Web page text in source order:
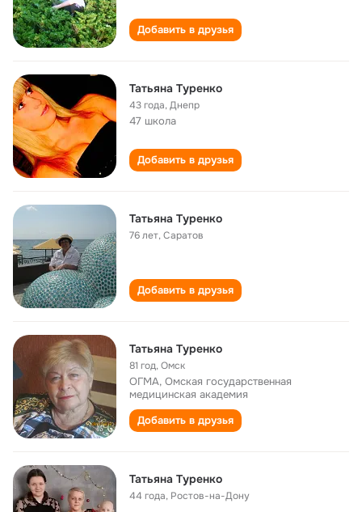
Добавить в друзья
Татьяна Туренко
43 года,Днепр
47 школа
Добавить в друзья
Татьяна Туренко
76 лет,Саратов
Добавить в друзья
Татьяна Туренко
81 год,Омск
ОГМА, Омская государственная
медицинская академия
Добавить в друзья
Татьяна Туренко
44 года, Ростов-на-Дону